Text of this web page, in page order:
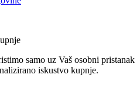
samo uz Vaš osobni pristanak
iskustvo kupnje.